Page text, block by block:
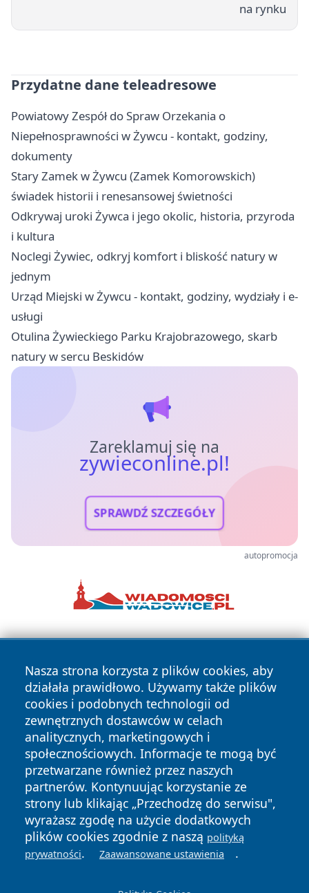
na rynku
Przydatne dane teleadresowe
Powiatowy Zespół do Spraw Orzekania o
Niepełnosprawności w Żywcu - kontakt, godziny,
dokumenty
Stary Zamek w Żywcu (Zamek Komorowskich)
świadek historii i renesansowej świetności
Odkrywaj uroki Żywca i jego okolic, historia, przyroda
i kultura
Noclegi Żywiec, odkryj komfort i bliskość natury w
jednym
Urząd Miejski w Żywcu - kontakt, godziny, wydziały i e-
usługi
Otulina Żywieckiego Parku Krajobrazowego, skarb
natury w sercu Beskidów
Zareklamuj się na
zywieconline.pl!
SPRAWDŹ SZCZEGÓŁY
autopromocja
Nasza strona korzysta z plików cookies, aby
działała prawidłowo. Używamy także plików
cookies i podobnych technologii od
zewnętrznych dostawców w celach
analitycznych, marketingowych i
społecznościowych. Informacje te mogą być
przetwarzane również przez naszych
partnerów. Kontynuując korzystanie ze
strony lub klikając „Przechodzę do serwisu",
wyrażasz zgodę na użycie dodatkowych
plików cookies zgodnie z naszą polityką
prywatności. Zaawansowane ustawienia .
Copyright © 2026 zywieconline.pl Wszystkie prawa
zastrzeżone.
News Autorzy
Polityka
Prywatności
Polityka
Cookies